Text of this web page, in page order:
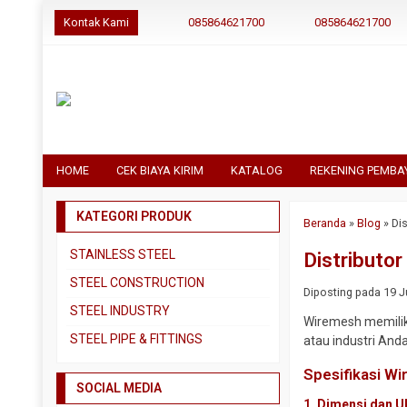
Kontak Kami 085864621700 085864621700
HOME CEK BIAYA KIRIM KATALOG REKENING
Beranda »Blog »
Distributor
Diposting pada 19
Wiremesh
atau industri
Spesifikasi
KATEGORI PRODUK
STAINLESS STEEL
Pipa SS304
Pipa SS310
Pipa SS316
Plat Bordes SS304
STEEL CONSTRUCTION
Besi Beton
Besi CNP
Besi UNP
STEEL INDUSTRY
Dual Plate
Plat A285 GR C
STEEL PIPE & FITTINGS
Ball Valve
SOCIAL MEDIA